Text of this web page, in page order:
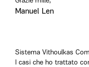
Manuel Len
Sistema Vithoulkas
I casi che ho trattato